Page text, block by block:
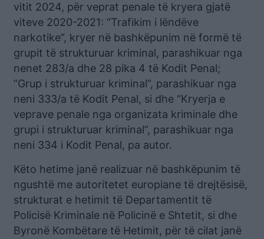
vitit 2024, për veprat penale të kryera gjatë
viteve 2020-2021: “Trafikim i lëndëve
narkotike”, kryer në bashkëpunim në formë të
grupit të strukturuar kriminal, parashikuar nga
nenet 283/a dhe 28 pika 4 të Kodit Penal;
“Grup i strukturuar kriminal”, parashikuar nga
neni 333/a të Kodit Penal, si dhe “Kryerja e
veprave penale nga organizata kriminale dhe
grupi i strukturuar kriminal”, parashikuar nga
neni 334 i Kodit Penal, pa autor.
Këto hetime janë realizuar në bashkëpunim të
ngushtë me autoritetet europiane të drejtësisë,
strukturat e hetimit të Departamentit të
Policisë Kriminale në Policinë e Shtetit, si dhe
Byronë Kombëtare të Hetimit, për të cilat janë